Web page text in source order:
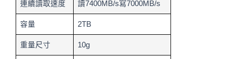
連續讀取速度 讀7400MB/s寫7000MB/s
容量 2TB
重量尺寸 10g